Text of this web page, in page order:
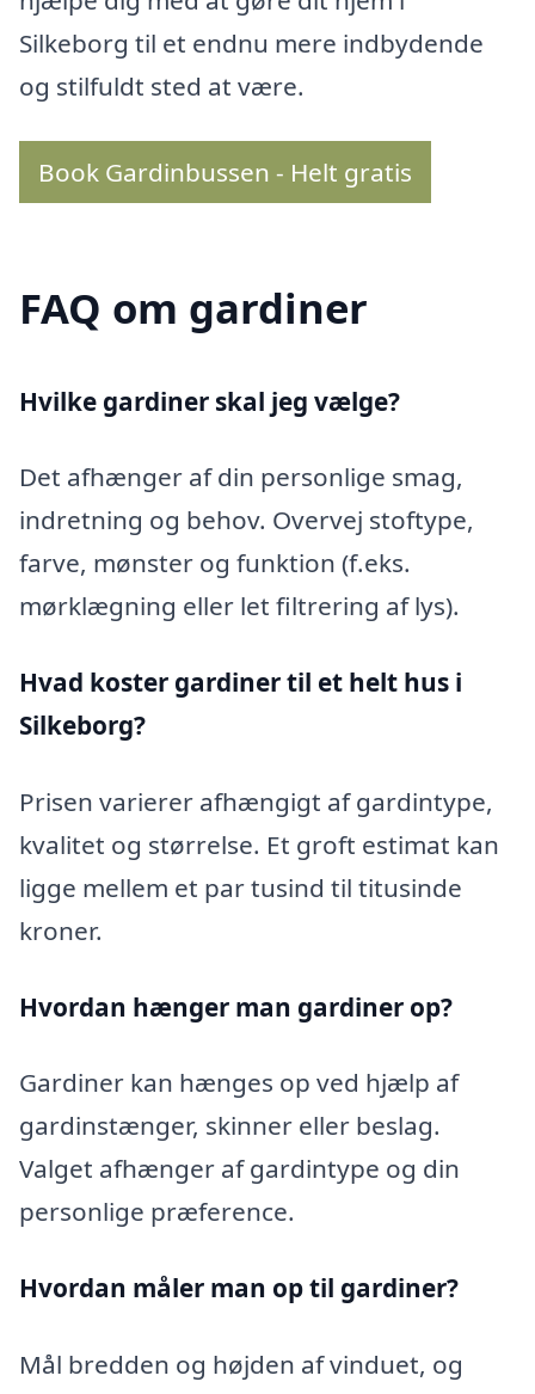
Silkeborg til et endnu mere indbydende
og stilfuldt sted at være.
Book Gardinbussen - Helt gratis
FAQ om gardiner
Hvilke gardiner skal jeg vælge?
Det afhænger af din personlige smag,
indretning og behov. Overvej stoftype,
farve, mønster og funktion (f.eks.
mørklægning eller let filtrering af lys).
Hvad koster gardiner til et helt hus i
Silkeborg?
Prisen varierer afhængigt af gardintype,
kvalitet og størrelse. Et groft estimat kan
ligge mellem et par tusind til titusinde
kroner.
Hvordan hænger man gardiner op?
Gardiner kan hænges op ved hjælp af
gardinstænger, skinner eller beslag.
Valget afhænger af gardintype og din
personlige præference.
Hvordan måler man op til gardiner?
Mål bredden og højden af vinduet, og